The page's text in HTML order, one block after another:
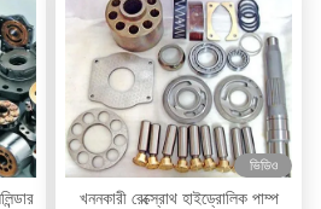
ভিডিও
খননকারী রেক্স্রোথ হাইড্রোলিক পাম্প